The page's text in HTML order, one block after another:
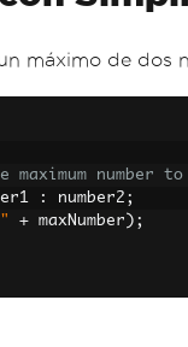
máximo de
number to
: number2 ;
+ maxNumber );